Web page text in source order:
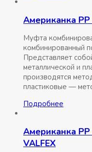
Американка
Муфта
комбинированный
Представляет
металлической и
производятся
пластиковые —
Подробнее
Американка
VALFEX